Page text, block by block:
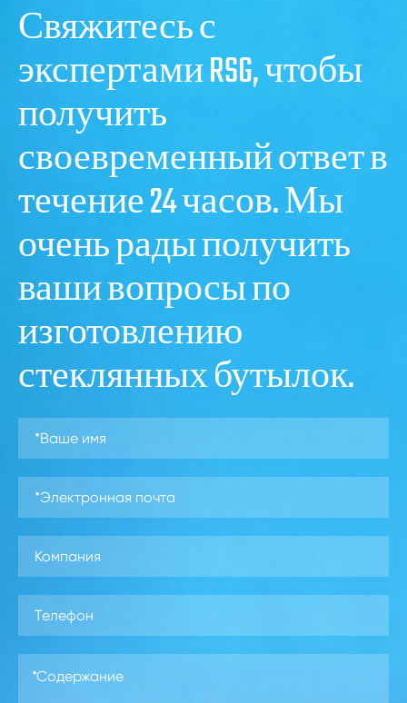
Свяжитесь с
экспертами RSG, чтобы
получить
своевременный ответ в
течение 24 часов. Мы
очень рады получить
ваши вопросы по
изготовлению
стеклянных бутылок.